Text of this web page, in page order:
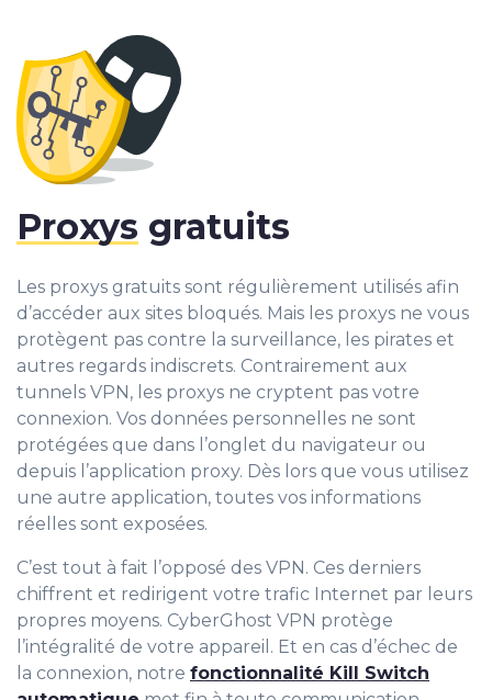
Proxys gratuits
Les proxys gratuits sont régulièrement utilisés afin
d’accéder aux sites bloqués. Mais les proxys ne vous
protègent pas contre la surveillance, les pirates et
autres regards indiscrets. Contrairement aux
tunnels VPN, les proxys ne cryptent pas votre
connexion. Vos données personnelles ne sont
protégées que dans l’onglet du navigateur ou
depuis l’application proxy. Dès lors que vous utilisez
une autre application, toutes vos informations
réelles sont exposées.
C’est tout à fait l’opposé des VPN. Ces derniers
chiffrent et redirigent votre trafic Internet par leurs
propres moyens. CyberGhost VPN protège
l’intégralité de votre appareil. Et en cas d’échec de
la connexion, notre fonctionnalité Kill Switch